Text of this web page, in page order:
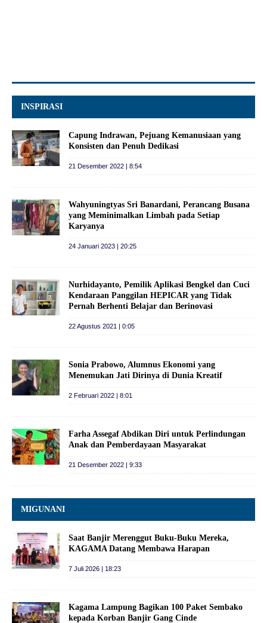
INSPIRASI
Capung Indrawan, Pejuang Kemanusiaan yang
Konsisten dan Penuh Dedikasi
21 Desember 2022 | 8:54
Wahyuningtyas Sri Banardani, Perancang Busana
yang Meminimalkan Limbah pada Setiap
Karyanya
24 Januari 2023 | 20:25
Nurhidayanto, Pemilik Aplikasi Bengkel dan Cuci
Kendaraan Panggilan HEPICAR yang Tidak
Pernah Berhenti Belajar dan Berinovasi
22 Agustus 2021 | 0:05
Sonia Prabowo, Alumnus Ekonomi yang
Menemukan Jati Dirinya di Dunia Kreatif
2 Februari 2022 | 8:01
Farha Assegaf Abdikan Diri untuk Perlindungan
Anak dan Pemberdayaan Masyarakat
21 Desember 2022 | 9:33
MIGUNANI
Saat Banjir Merenggut Buku-Buku Mereka,
KAGAMA Datang Membawa Harapan
7 Juli 2026 | 18:23
Kagama Lampung Bagikan 100 Paket Sembako
kepada Korban Banjir Gang Cinde